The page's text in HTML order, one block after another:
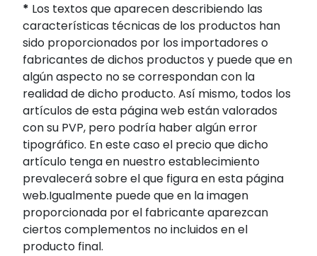
* Los textos que aparecen describiendo las
características técnicas de los productos han
sido proporcionados por los importadores o
fabricantes de dichos productos y puede que en
algún aspecto no se correspondan con la
realidad de dicho producto. Así mismo, todos los
artículos de esta página web están valorados
con su PVP, pero podría haber algún error
tipográfico. En este caso el precio que dicho
artículo tenga en nuestro establecimiento
prevalecerá sobre el que figura en esta página
web.Igualmente puede que en la imagen
proporcionada por el fabricante aparezcan
ciertos complementos no incluidos en el
producto final.